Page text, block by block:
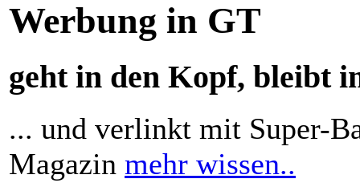
Werbung in GT
geht in den Kopf, bleibt
... und verlinkt mit Super-
Magazin mehr wissen..